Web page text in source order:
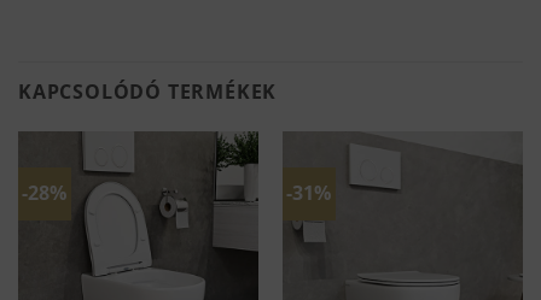
KAPCSOLÓDÓ TERMÉKEK
-28% -31%